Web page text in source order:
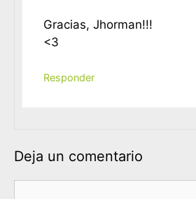
Gracias, Jhorman!!!
<3
Responder
Deja un comentario